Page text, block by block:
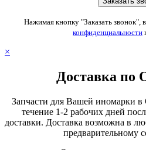
Нажимая кнопку "Заказать звонок",
конфиденциальности
×
Доставка по
Запчасти для Вашей иномарки в
течение 1-2 рабочих дней
доставки. Доставка возможна в
предварительному